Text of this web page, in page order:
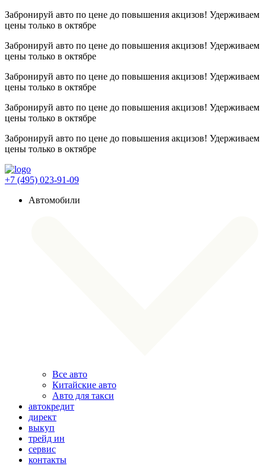
Забронируй авто по цене до повышения акцизов! Удерживаем
цены только в октябре
Забронируй авто по цене до повышения акцизов! Удерживаем
цены только в октябре
Забронируй авто по цене до повышения акцизов! Удерживаем
цены только в октябре
Забронируй авто по цене до повышения акцизов! Удерживаем
цены только в октябре
Забронируй авто по цене до повышения акцизов! Удерживаем
цены только в октябре
+7 (495) 023-91-09
Автомобили
Все авто
Китайские авто
Авто для такси
автокредит
директ
выкуп
трейд ин
сервис
контакты